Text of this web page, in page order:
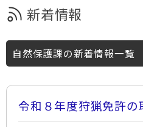
新着情報
自然保護課の新着情報一覧
令和８年度狩猟免許